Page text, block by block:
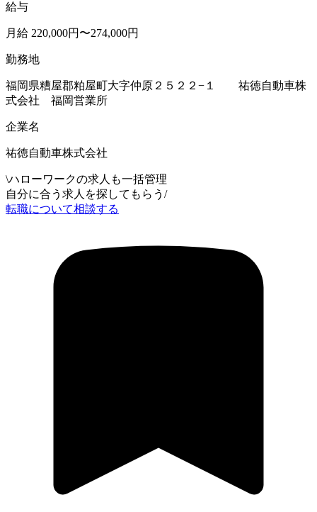
給与
月給 220,000円〜274,000円
勤務地
福岡県糟屋郡粕屋町大字仲原２５２２−１ 祐徳自動車株
式会社 福岡営業所
企業名
祐徳自動車株式会社
\ハローワークの求人も一括管理
自分に合う求人を探してもらう /
転職について相談する